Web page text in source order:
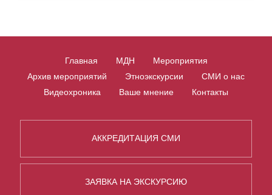
Главная МДН
Мероприятия
Архив мероприятий
Этноэкскурсии
СМИ о нас
Видеохроника
Ваше мнение Контакты
АККРЕДИТАЦИЯ СМИ
ЗАЯВКА НА ЭКСКУРСИЮ